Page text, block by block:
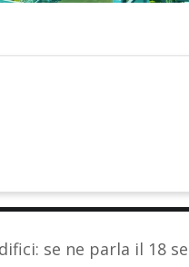
se ne parla il 18